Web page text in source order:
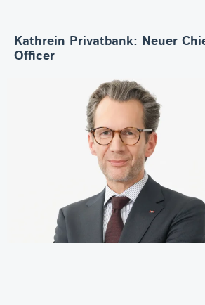
Kathrein Privatbank: Neuer
Officer